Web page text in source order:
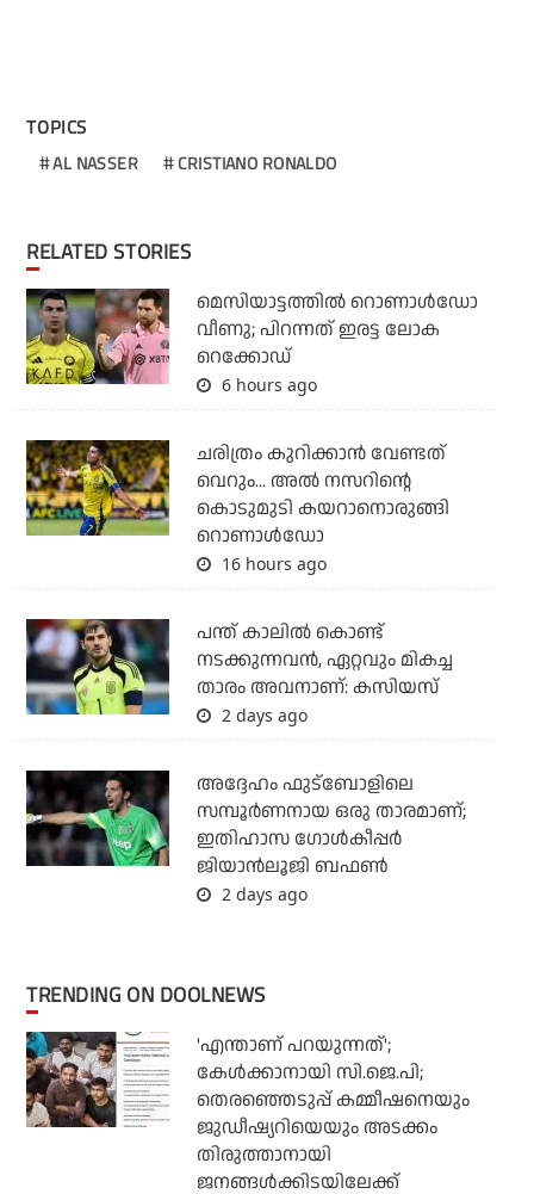
TOPICS
AL NASSER CRISTIANO RONALDO
RELATED STORIES
മെസിയാട്ടത്തില്‍ റൊണാള്‍ഡോ
വീണു; പിറന്നത് ഇരട്ട ലോക
റെക്കോഡ്
6 hours ago
ചരിത്രം കുറിക്കാന്‍ വേണ്ടത്
വെറും... അല്‍ നസറിന്റെ
കൊടുമുടി കയറാനൊരുങ്ങി
റൊണാള്‍ഡോ
16 hours ago
പന്ത് കാലില്‍ കൊണ്ട്
നടക്കുന്നവന്‍, ഏറ്റവും മികച്ച
താരം അവനാണ്: കസിയസ്
2 days ago
അദ്ദേഹം ഫുട്‌ബോളിലെ
സമ്പൂര്‍ണനായ ഒരു താരമാണ്;
ഇതിഹാസ ഗോള്‍കീപ്പര്‍
ജിയാന്‍ലൂജി ബഫണ്‍
2 days ago
TRENDING ON DOOLNEWS
'എന്താണ് പറയുന്നത്';
കേള്‍ക്കാനായി സി.ജെ.പി;
തെരഞ്ഞെടുപ്പ് കമ്മീഷനെയും
ജുഡീഷ്യറിയെയും അടക്കം
തിരുത്താനായി
ജനങ്ങള്‍ക്കിടയിലേക്ക്